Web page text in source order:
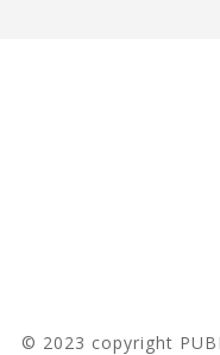
© 2023 copyright